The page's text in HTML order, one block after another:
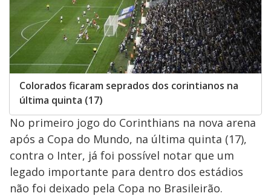
Colorados ficaram seprados dos corintianos na
última quinta (17)
No primeiro jogo do Corinthians na nova arena
após a Copa do Mundo, na última quinta (17),
contra o Inter, já foi possível notar que um
legado importante para dentro dos estádios
não foi deixado pela Copa no Brasileirão.